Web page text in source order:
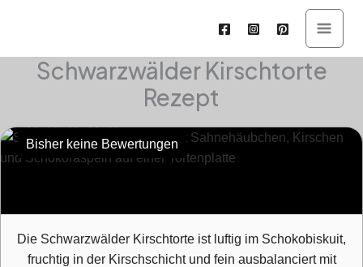
springen
Schwarzwälder Kirschtorte
Rezept
Bisher keine Bewertungen
Die Schwarzwälder Kirschtorte ist luftig im Schokobiskuit,
fruchtig in der Kirschschicht und fein ausbalanciert mit
Std. Min.
Std. Std.
Std. Min.